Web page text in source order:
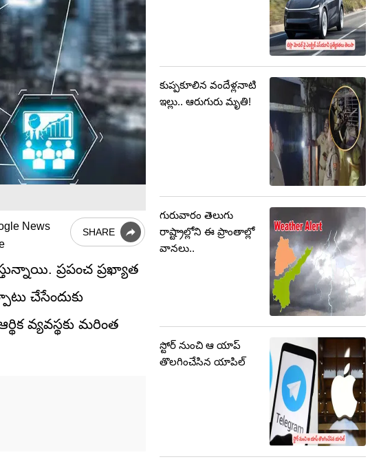
SHARE
ప్రపంచ ప్రఖ్యాత
చేసేందుకు
వ్యవస్థకు మరింత
కుప్పకూలిన వందేళ్లనాటి
ఇల్లు.. ఆరుగురు మృతి!
గురువారం తెలుగు
రాష్ట్రాల్లోని ఈ ప్రాంతాల్లో
వానలు..
స్టోర్‌‌ నుంచి ఆ యాప్
తొలగించేసిన యాపిల్